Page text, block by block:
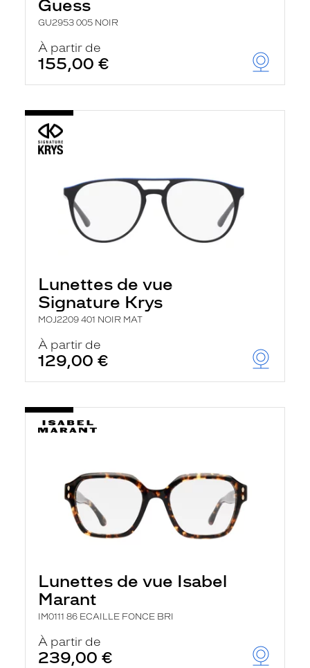
Guess
GU2953 005 NOIR
À partir de
155,00 €
Lunettes de vue
Signature Krys
MOJ2209 401 NOIR MAT
À partir de
129,00 €
Lunettes de vue Isabel
Marant
IM0111 86 ECAILLE FONCE BRI
À partir de
239,00 €